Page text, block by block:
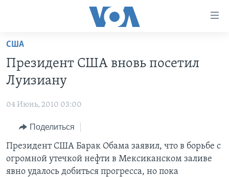
Перейти
основной
контент
Перейти
навигации
Перейти
поиск
ПРОГРАММЫ
НОВОСТИ ЗА МИНУТУ
ИТОГИ
ПОЧЕМУ ЭТО ВАЖНО?
ДИСКУССИЯ VOA
ПРОЕКТЫ
УЧИМ АНГЛИЙСКИЙ
НАША АМЕРИКАНСКАЯ ИСТОРИЯ
А КАК В АМЕРИКЕ?
АРТЕФАКТЫ
ЭКСПЕРТИЗА
ИНТЕРВЬЮ
ФАКТЫ ПРОТИВ ФЕЙКОВ
ЗА СВОБОДУ ПРЕССЫ
США
Президент США вновь посетил
Луизиану
04 Июнь, 2010 03:00
Поделиться
Президент США Барак Обама заявил, что в борьбе с
огромной утечкой нефти в Мексиканском заливе
явно удалось добиться прогресса, но пока